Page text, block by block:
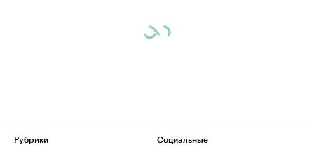
Рубрики
Социальные